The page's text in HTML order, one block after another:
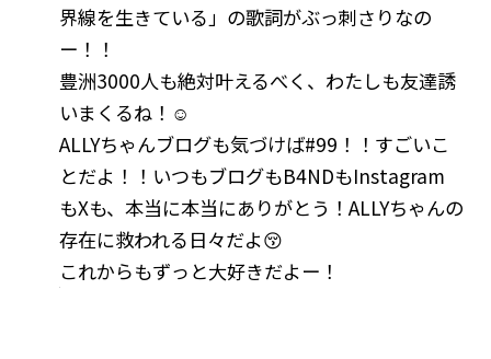
界線を生きている」の歌詞がぶっ刺さりなの
ー！！
豊洲3000人も絶対叶えるべく、わたしも友達誘
いまくるね！☺️
ALLYちゃんブログも気づけば#99！！すごいこ
とだよ！！いつもブログもB4NDもInstagram
もXも、本当に本当にありがとう！ALLYちゃんの
存在に救われる日々だよ😚
これからもずっと大好きだよー！